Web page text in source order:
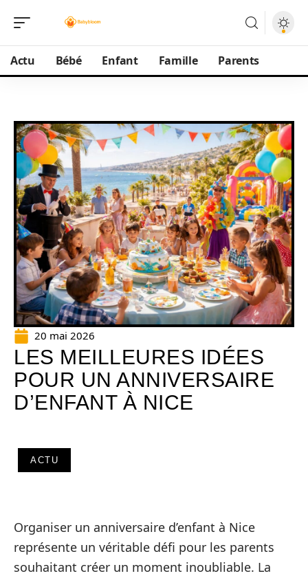
Actu Bébé Enfant Famille Parents
20 mai 2026
LES MEILLEURES IDÉES
POUR UN ANNIVERSAIRE
D’ENFANT À NICE
ACTU
Organiser un anniversaire d’enfant à Nice
représente un véritable défi pour les parents
souhaitant créer un moment inoubliable. La